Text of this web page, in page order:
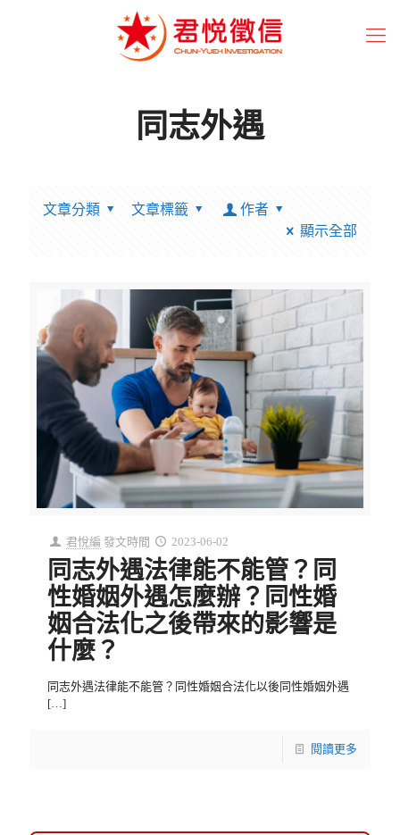
同志外遇
文章分類 文章標籤
作者
顯示全部
君悅編 發文時間 2023-06-02
同志外遇法律能不能管？同
性婚姻外遇怎麼辦？同性婚
姻合法化之後帶來的影響是
什麼？
同志外遇法律能不能管？同性婚姻合法化以後同性婚姻外遇
[…]
閱讀更多